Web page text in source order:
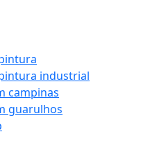
industrial
campinas
guarulhos